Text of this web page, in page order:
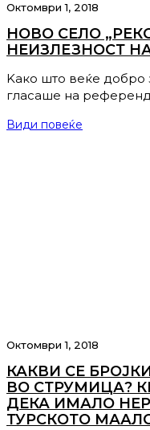
Октомври 1, 2018
НОВО СЕЛО
НЕИЗЛЕЗНОСТ
Kако што веќе добро
гласаше на
Види повеќе
Октомври 1, 2018
КАКВИ СЕ
ВО СТРУМИЦА?
ДЕКА ИМАЛО
ТУРСКОТО